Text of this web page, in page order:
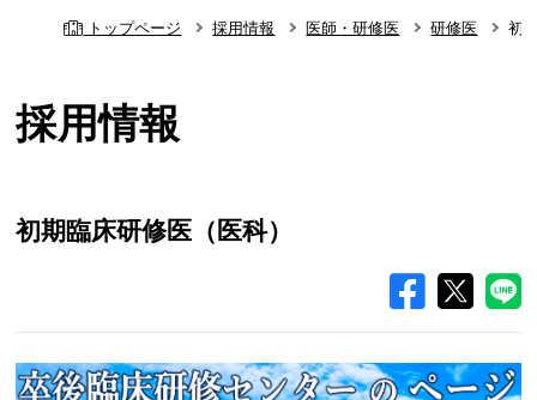
トップページ 採用情報 医師・研修医 研修医 初
採用情報
初期臨床研修医（医科）